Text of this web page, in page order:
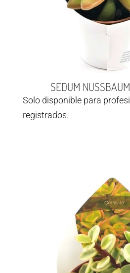
SEDUM
Solo disponible para
registrados.